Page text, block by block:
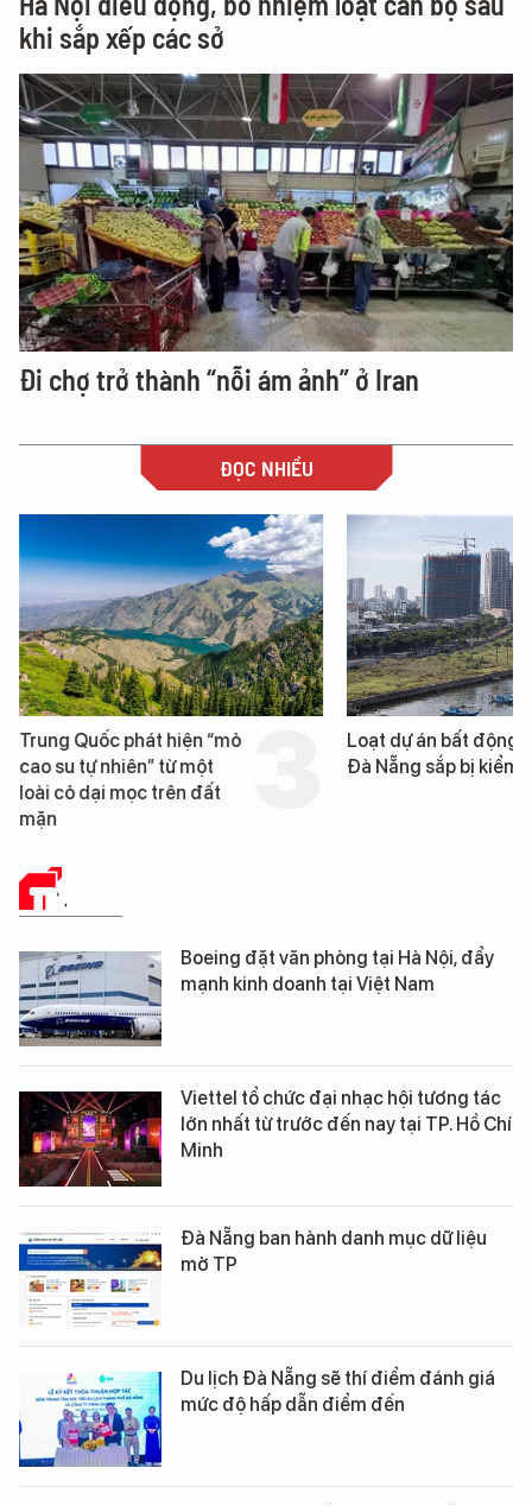
khi sắp xếp các sở
Đi chợ trở thành “nỗi ám ảnh” ở Iran
ĐỌC NHIỀU
Trung Quốc phát hiện “mỏ
cao su tự nhiên” từ một
loài cỏ dại mọc trên đất
mặn
Loạt dự án bất động
Đà Nẵng sắp bị kiểm
TIN TỨC
Boeing đặt văn phòng tại Hà Nội, đẩy
mạnh kinh doanh tại Việt Nam
Viettel tổ chức đại nhạc hội tương tác
lớn nhất từ trước đến nay tại TP. Hồ Chí
Minh
Đà Nẵng ban hành danh mục dữ liệu
mở TP
Du lịch Đà Nẵng sẽ thí điểm đánh giá
mức độ hấp dẫn điểm đến